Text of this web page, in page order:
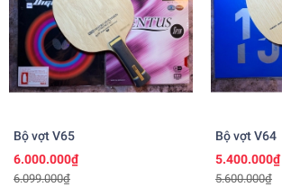
Bộ vợt V65
6.000.000₫
6.099.000₫
Bộ vợt V64
5.400.000₫
5.600.000₫